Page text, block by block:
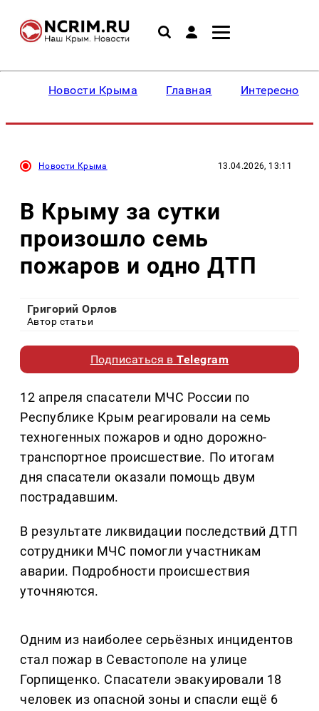
Новости Крыма Главная Интересное
Новости Крыма 13.04.2026, 13:11
В Крыму за сутки
произошло семь
пожаров и одно ДТП
Григорий Орлов
Автор статьи
Подписаться вTelegram
12 апреля спасатели МЧС России по
Республике Крым реагировали на семь
техногенных пожаров и одно дорожно-
транспортное происшествие. По итогам
дня спасатели оказали помощь двум
пострадавшим.
В результате ликвидации последствий ДТП
сотрудники МЧС помогли участникам
аварии. Подробности происшествия
уточняются.
Одним из наиболее серьёзных инцидентов
стал пожар в Севастополе на улице
Горпищенко. Спасатели эвакуировали 18
человек из опасной зоны и спасли ещё 6